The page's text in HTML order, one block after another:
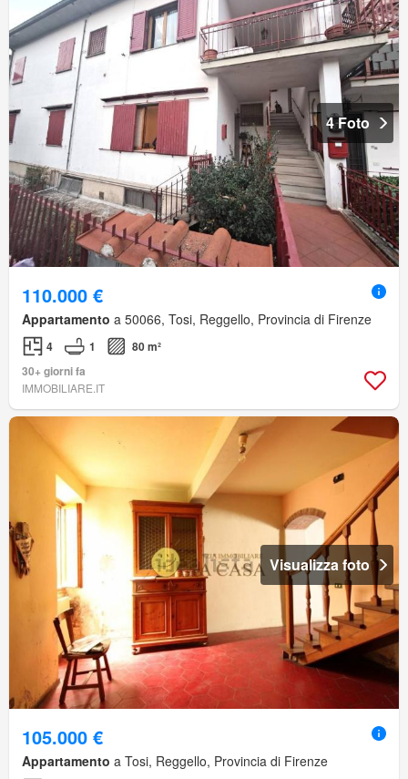
4 Foto
110.000 €
Appartamento a 50066, Tosi, Reggello, Provincia di Firenze
4 1
80 m²
30+ giorni fa
IMMOBILIARE.IT
Visualizza foto
105.000 €
Appartamento a Tosi, Reggello, Provincia di Firenze